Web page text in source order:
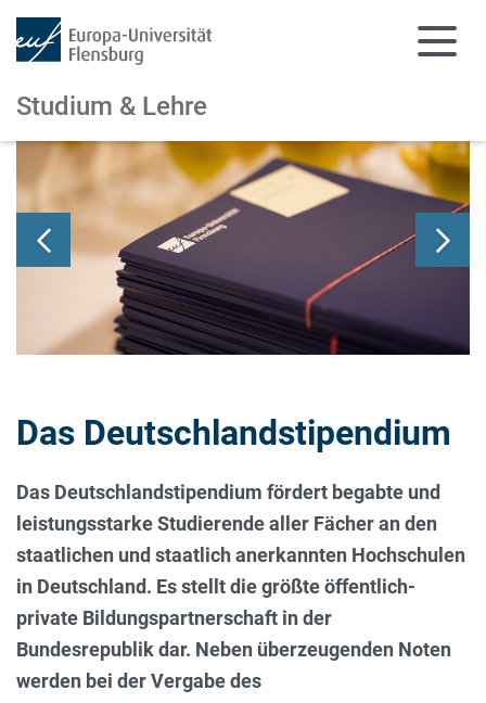
Zum Hauptinhalt springen
Zur Navigation springen
Studium & Lehre
Das Deutschlandstipendium
Das Deutschlandstipendium fördert begabte und
leistungsstarke Studierende aller Fächer an den
staatlichen und staatlich anerkannten Hochschulen
in Deutschland. Es stellt die größte öffentlich-
private Bildungspartnerschaft in der
Bundesrepublik dar. Neben überzeugenden Noten
werden bei der Vergabe des